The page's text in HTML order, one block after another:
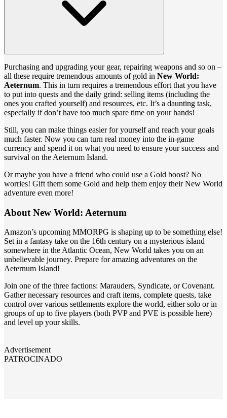
Purchasing and upgrading your gear, repairing weapons and so on –
all these require tremendous amounts of gold in New World:
Aeternum. This in turn requires a tremendous effort that you have
to put into quests and the daily grind: selling items (including the
ones you crafted yourself) and resources, etc. It’s a daunting task,
especially if don’t have too much spare time on your hands!
Still, you can make things easier for yourself and reach your goals
much faster. Now you can turn real money into the in-game
currency and spend it on what you need to ensure your success and
survival on the Aeternum Island.
Or maybe you have a friend who could use a Gold boost? No
worries! Gift them some Gold and help them enjoy their New World
adventure even more!
About New World: Aeternum
Amazon’s upcoming MMORPG is shaping up to be something else!
Set in a fantasy take on the 16th century on a mysterious island
somewhere in the Atlantic Ocean, New World takes you on an
unbelievable journey. Prepare for amazing adventures on the
Aeternum Island!
Join one of the three factions: Marauders, Syndicate, or Covenant.
Gather necessary resources and craft items, complete quests, take
control over various settlements explore the world, either solo or in
groups of up to five players (both PVP and PVE is possible here)
and level up your skills.
Advertisement
PATROCINADO